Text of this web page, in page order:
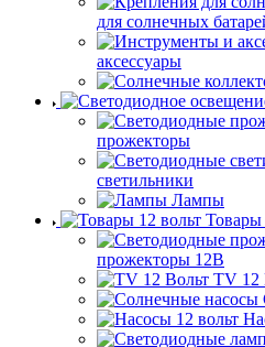
для солнечных
аксессуары
прожекторы
светильники
Лампы
Товары
прожекторы 12В
TV 12